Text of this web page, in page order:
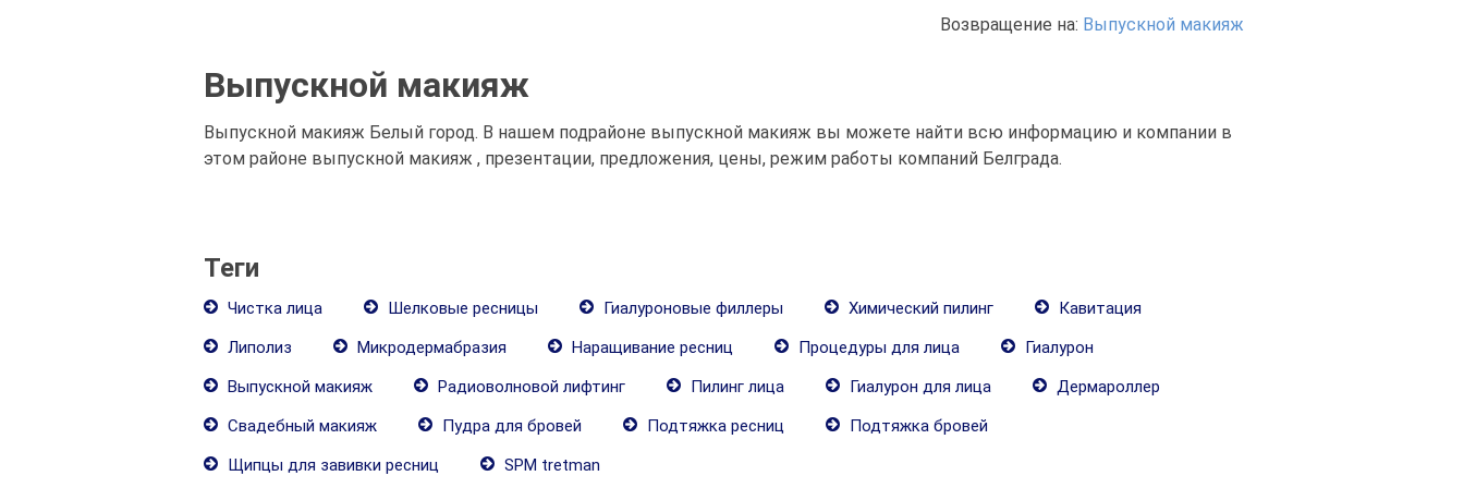
Возвращение на: Выпускной макияж
Выпускной макияж
Выпускной макияж Белый город. В нашем подрайоне выпускной макияж вы можете найти всю информацию и компании в
этом районе выпускной макияж , презентации, предложения, цены, режим работы компаний Белграда.
Теги
Чистка лица Шелковые ресницы Гиалуроновые филлеры Химический пилинг
Кавитация
Липолиз
Микродермабразия Наращивание ресниц Процедуры для лица
Гиалурон
Выпускной макияж
Радиоволновой лифтинг Пилинг лица Гиалурон для лица
Дермароллер
Свадебный макияж
Пудра для бровей Подтяжка ресниц
Подтяжка бровей
Щипцы для завивки ресниц
SPM tretman